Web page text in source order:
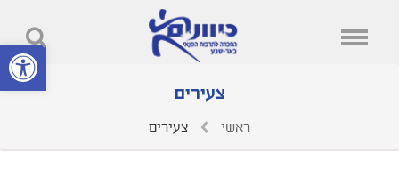
פתח סרגל
צעירים
ראשי צעירים